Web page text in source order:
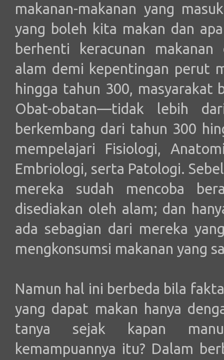
makanan-makanan yang
yang boleh kita makan dan
berhenti keracunan
alam demi kepentingan perut
hingga tahun 300, masyarakat
Obat-obatan—tidak lebih
berkembang dari tahun 300
mempelajari Fisiologi,
Embriologi, serta Patologi.
mereka sudah mencoba
disediakan oleh alam; dan
ada sebagian dari mereka
mengkonsumsi makanan yang
Namun hal ini berbeda bila
yang dapat makan hanya
tanya sejak kapan
kemampuannya itu? Dalam